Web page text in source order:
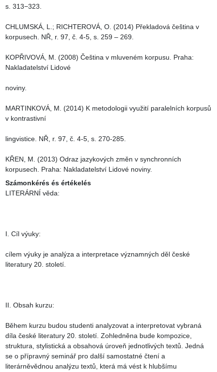
s. 313−323.
CHLUMSKÁ, L.; RICHTEROVÁ, O. (2014) Překladová čeština v
korpusech. NŘ, r. 97, č. 4-5, s. 259 – 269.
KOPŘIVOVÁ, M. (2008) Čeština v mluveném korpusu. Praha:
Nakladatelství Lidové
noviny.
MARTINKOVÁ, M. (2014) K metodologii využití paralelních korpusů
v kontrastivní
lingvistice. NŘ, r. 97, č. 4-5, s. 270-285.
KŘEN, M. (2013) Odraz jazykových změn v synchronních
korpusech. Praha: Nakladatelství Lidové noviny.
Számonkérés és értékelés
LITERÁRNÍ věda:
I. Cíl výuky:
cílem výuky je analýza a interpretace významných děl české
literatury 20. století.
II. Obsah kurzu:
Během kurzu budou studenti analyzovat a interpretovat vybraná
díla české literatury 20. století. Zohledněna bude kompozice,
struktura, stylistická a obsahová úroveň jednotlivých textů. Jedná
se o přípravný seminář pro další samostatné čtení a
literárněvědnou analýzu textů, která má vést k hlubšímu